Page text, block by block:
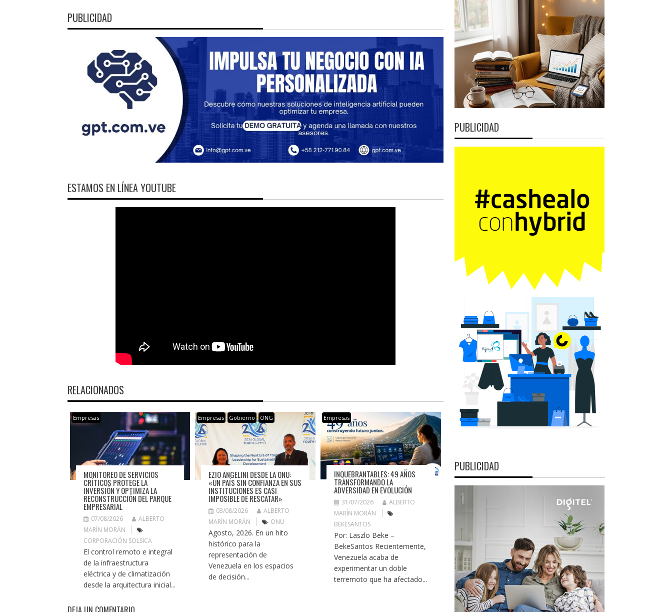
PUBLICIDAD
ESTAMOS EN LÍNEA YOUTUBE
RELACIONADOS
Empresas
MONITOREO DE SERVICIOS
CRÍTICOS PROTEGE LA
INVERSIÓN Y OPTIMIZA LA
RECONSTRUCCIÓN DEL PARQUE
EMPRESARIAL
07/08/2026
ALBERTO
MARÍN MORÁN
CORPORACIÓN SOLSICA
El control remoto e integral
de la infraestructura
eléctrica y de climatización
desde la arquitectura inicial...
Empresas Gobierno ONG
EZIO ANGELINI DESDE LA ONU:
«UN PAÍS SIN CONFIANZA EN SUS
INSTITUCIONES ES CASI
IMPOSIBLE DE RESCATAR»
03/08/2026
ALBERTO
MARÍN MORÁN
ONU
Agosto, 2026. En un hito
histórico para la
representación de
Venezuela en los espacios
de decisión...
Empresas
INQUEBRANTABLES: 49 AÑOS
TRANSFORMANDO LA
ADVERSIDAD EN EVOLUCIÓN
31/07/2026
ALBERTO
MARÍN MORÁN
BEKESANTOS
Por: Laszlo Beke –
BekeSantos Recientemente,
Venezuela acaba de
experimentar un doble
terremoto que ha afectado...
PUBLICIDAD
PUBLICIDAD